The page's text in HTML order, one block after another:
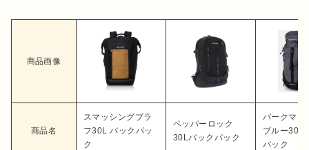
商品画像
商品名
スマッシングブラ
フ30L バックパッ
ク
ペッパーロック
30Lバックパック
バークマウ
ブルー30L
パック